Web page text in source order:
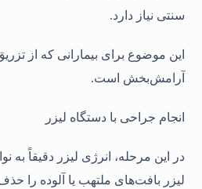
سنتی نیاز دارد.
این موضوع برای بیمارانی که از
آرامش‌بخش است.
انجام جراحی با دستگاه لیزر
در این مرحله، انرژی لیزر دقیقاً به
لیزر بافت‌های ملتهب یا آلوده را